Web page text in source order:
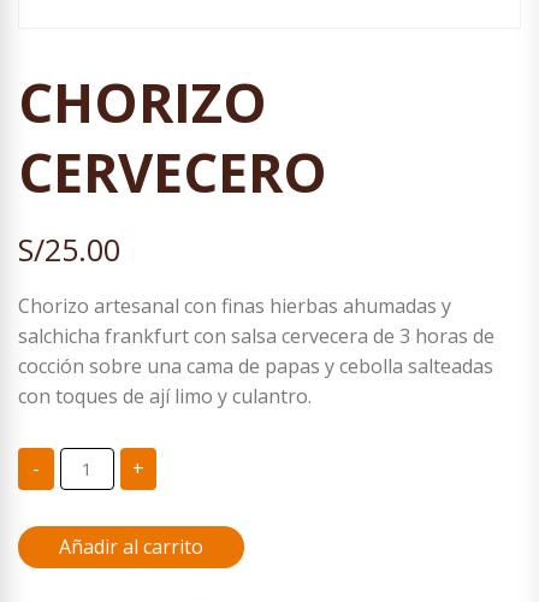
CHORIZO
CERVECERO
S/25.00
Chorizo artesanal con finas hierbas ahumadas y
salchicha frankfurt con salsa cervecera de 3 horas de
cocción sobre una cama de papas y cebolla salteadas
con toques de ají limo y culantro.
- CHORIZO
CERVECERO
cantidad
+
Añadir al carrito